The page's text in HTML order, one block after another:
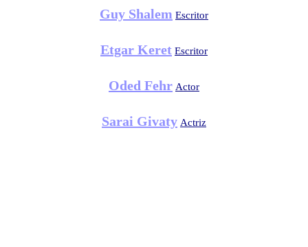
Guy Shalem Escritor
Etgar Keret Escritor
Oded Fehr Actor
Sarai Givaty Actriz